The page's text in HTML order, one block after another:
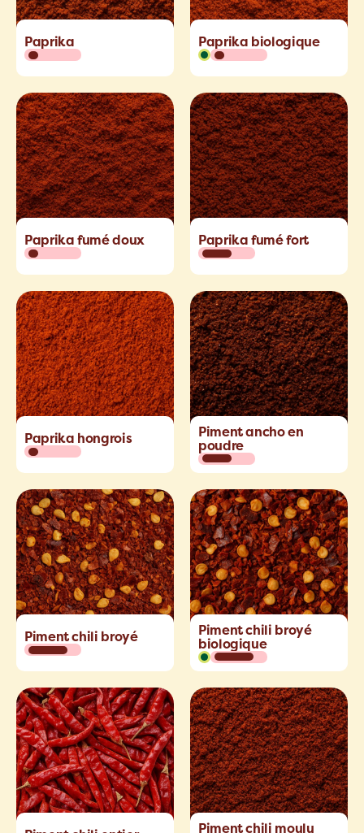
Paprika Paprika biologique
Paprika fumé doux Paprika fumé fort
Paprika hongrois
Piment ancho en
poudre
Piment chili broyé
Piment chili broyé
biologique
Piment chili moulu